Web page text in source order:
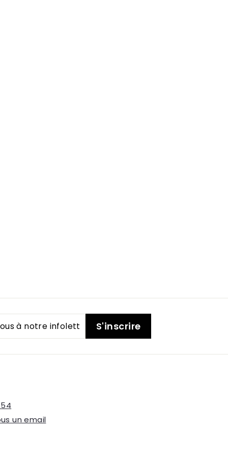
S'inscrire
un email